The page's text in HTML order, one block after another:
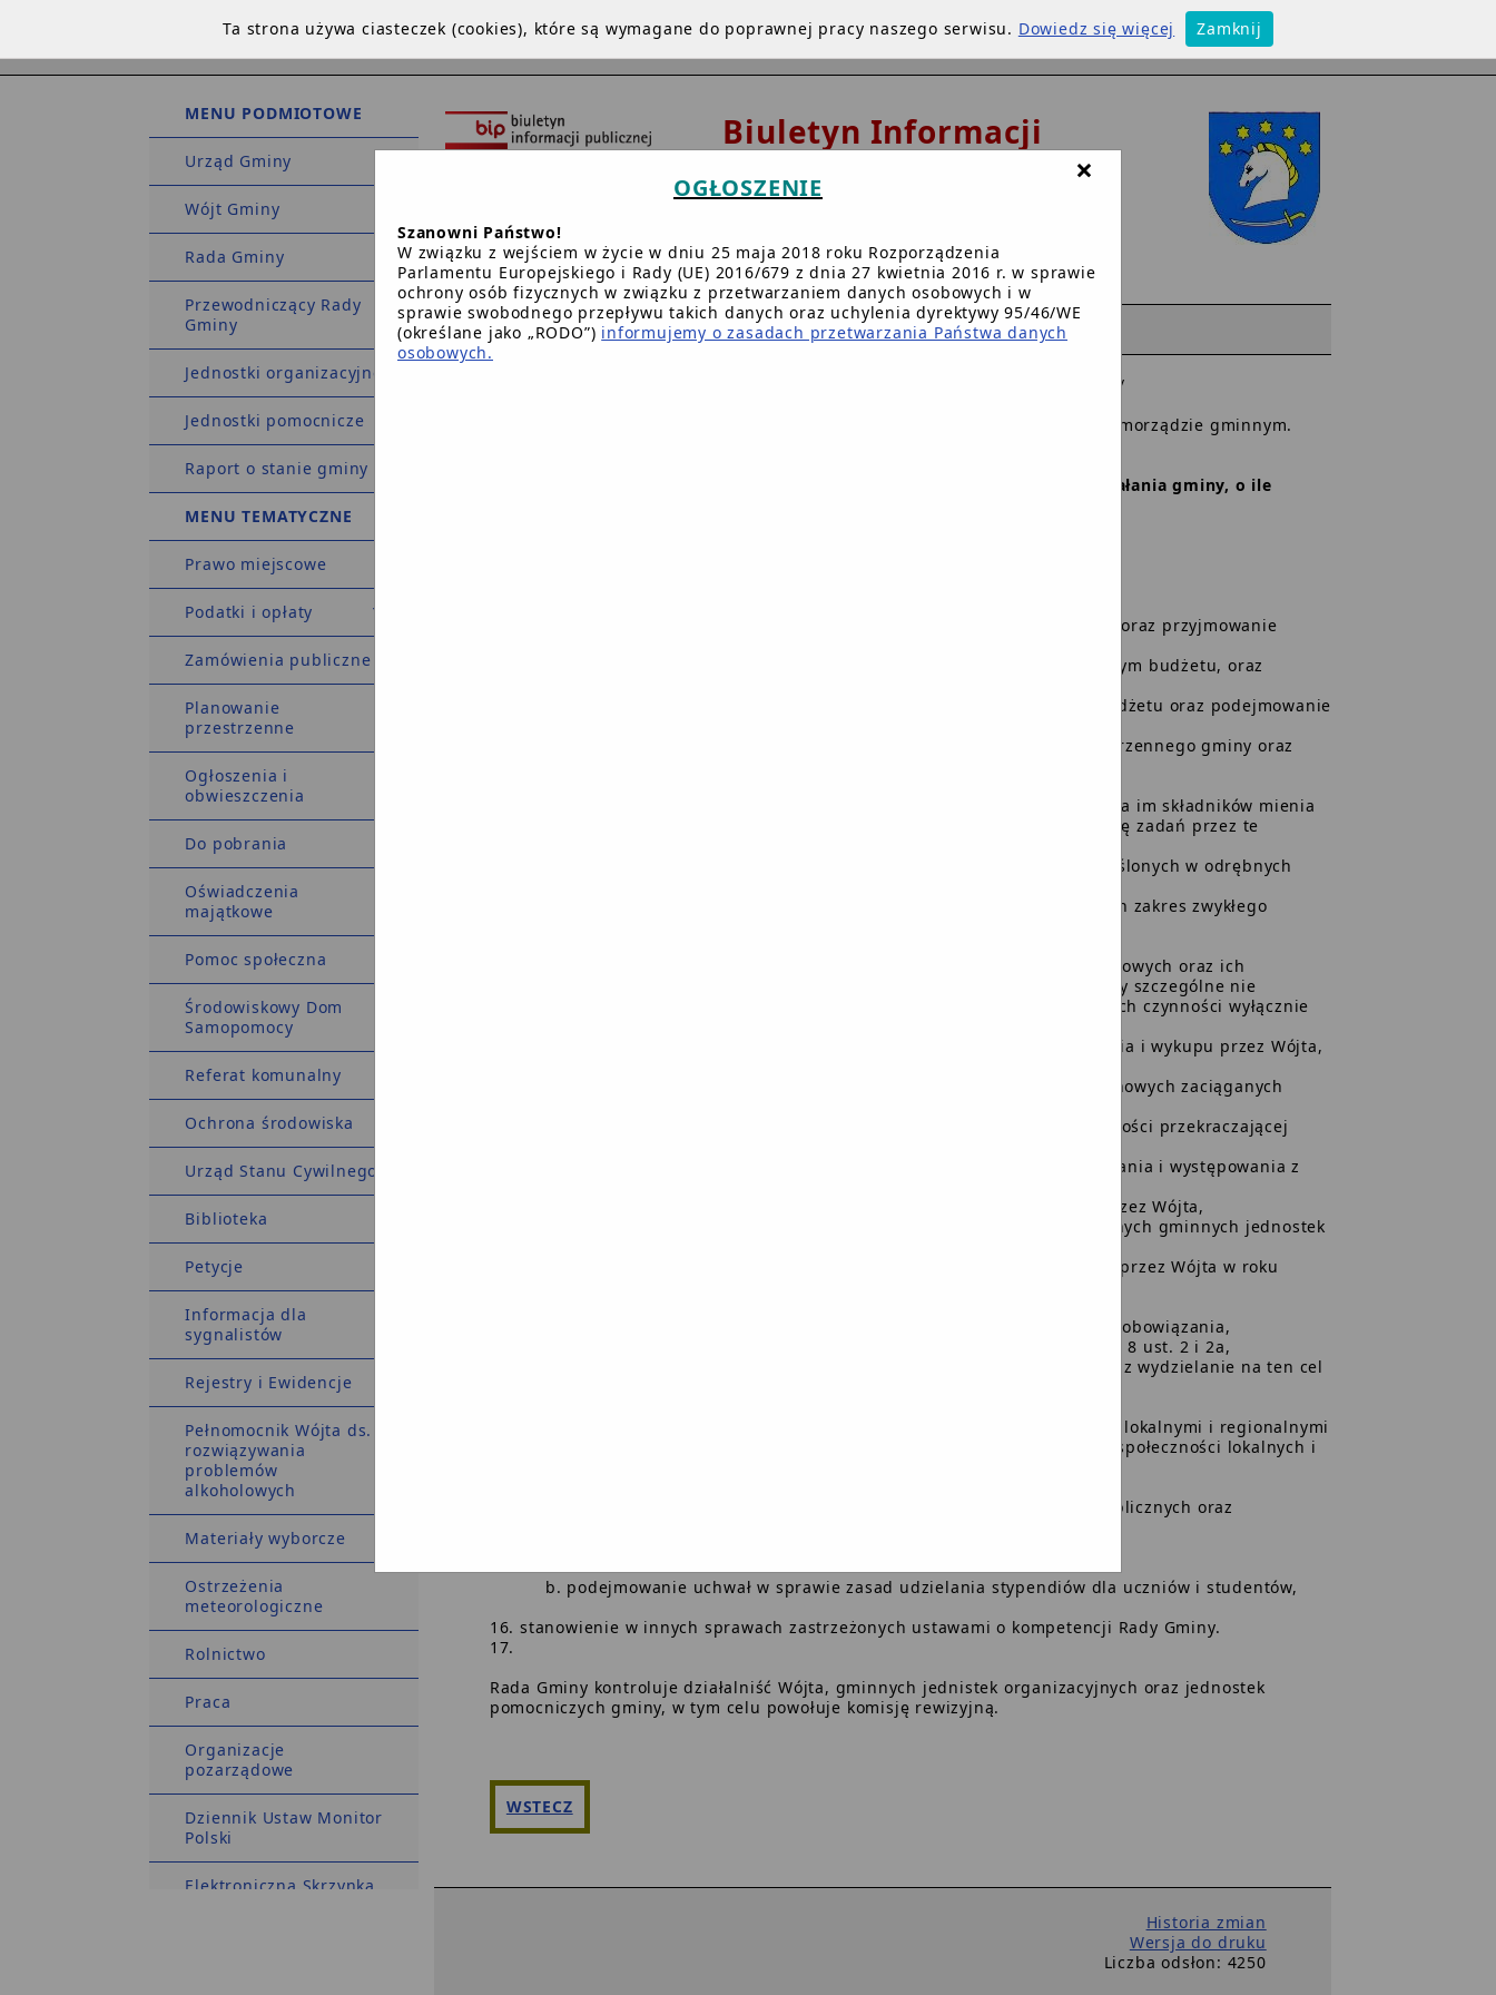
MENU PODMIOTOWE
Urząd Gminy
Wójt Gminy
Rada Gminy
Przewodniczący Rady
Gminy
Jednostki organizacyjne
Jednostki pomocnicze
Raport o stanie gminy
MENU TEMATYCZNE
Prawo miejscowe
Podatki i opłaty
Zamówienia publiczne
Planowanie
przestrzenne
Ogłoszenia i
obwieszczenia
Do pobrania
Oświadczenia
majątkowe
Pomoc społeczna
Środowiskowy Dom
Samopomocy
Referat komunalny
Ochrona środowiska
Urząd Stanu Cywilnego
Biblioteka
Petycje
Informacja dla
sygnalistów
Rejestry i Ewidencje
Pełnomocnik Wójta ds.
rozwiązywania
problemów
alkoholowych
Materiały wyborcze
Ostrzeżenia
meteorologiczne
Rolnictwo
Praca
Organizacje
pozarządowe
Dziennik Ustaw Monitor
Polski
Elektroniczna Skrzynka
Biuletyn Informacji
Publicznej
Urząd Gminy w
Dziemianach
STRONA GŁÓWNA INSTRUKCJA REDAKCJA BIP.GOV.PL WWW
/
Kompetencje Rady Gminy określa Dz.U.01.142.1591 z dnia 8 marca 1990 r.o samorządzie gminnym.
Do właściwości Rady Gminy należą wszystkie sprawy pozostające w zakresie działania gminy, o ile
ustalanie wynagrodzenia Wójta, stanowienie o kierunkach jego działania oraz przyjmowanie
powoływanie i odwoływanie skarbnika gminy, który jest głównym księgowym budżetu, oraz
uchwalanie budżetu gminy, rozpatrywanie sprawozdania z wykonania budżetu oraz podejmowanie
uchwalanie stadium uwarunkowań i kierunków zagospodarowania przestrzennego gminy oraz
ustalanie zakresu działania jednostek pomocniczych, zasad przekazywania im składników mienia
do korzystania oraz zasad przekazywania środków budżetowych na realizację zadań przez te
podejmowanie uchwał w sprawach podatkowych i opłat w granicach określonych w odrębnych
podejmowanie uchwał w sprawach majątkowych gminy, przekraczających zakres zwykłego
określania zasad nabycia, zbycia i obciążenia nieruchomości gruntowych oraz ich
wydzierżawiania lub najmu na okres dłuższy niż trzy lata, o ile ustawy szczególne nie
stanowią inaczej; do czasu określenia zasad Wójt może dokonywać tych czynności wyłącznie
emitowania obligacji oraz określania zasad ich zbywania, nabywania i wykupu przez Wójta,
ustalania maksymalnej wysokości pożyczek i kredytów krótkoterminowych zaciąganych
zobowiązań w zakresie podejmowania inwestycji i remontów o wartości przekraczającej
tworzenia i przystępowania do spółek i spółdzielni oraz rozwiazywania i występowania z
okreslania zasad wnoszenia, cofania i zbywania udziałów i akcji przez Wójta,
tworzenia, likwidacji i reorganizacji przedsiębiorstw, zakładów i innych gminnych jednostek
ustalanie maksymalnej wysokości pożyczek i poręczeń udzielanych przez Wójta w roku
określanie wysokości sumy, do której Wojt może samodzielnie zaciagać zobowiązania,
podejmowanie uchwał w sprawie przyjęcia zadań, o których mowa w art. 8 ust. 2 i 2a,
podejmowanie uchwał w sprawach współdziałania z innymi gminami oraz wydzielanie na ten cel
podejmowanie uchwał w sprawach współpracy ze społecznościami lokalnymi i regionalnymi
innych państw oraz przystępowania do międzynarodowych zrzeszeń społeczności lokalnych i
podejmowanie uchwał w sprawach: herbu gminy, nazw ulic i placów publicznych oraz
podejmowanie uchwał w sprawie zasad udzielania stypendiów dla uczniów i studentów,
stanowienie w innych sprawach zastrzeżonych ustawami o kompetencji Rady Gminy.
Rada Gminy kontroluje działalniść Wójta, gminnych jednistek organizacyjnych oraz jednostek
pomocniczych gminy, w tym celu powołuje komisję rewizyjną.
WSTECZ
Historia zmian
Wersja do druku
Liczba odsłon: 4250
Ta strona używa ciasteczek (cookies), które są wymagane do poprawnej pracy naszego serwisu. Dowiedz się więcej Zamknij
×
OGŁOSZENIE
Szanowni Państwo!
W związku z wejściem w życie w dniu 25 maja 2018 roku Rozporządzenia
Parlamentu Europejskiego i Rady (UE) 2016/679 z dnia 27 kwietnia 2016 r. w sprawie
ochrony osób fizycznych w związku z przetwarzaniem danych osobowych i w
sprawie swobodnego przepływu takich danych oraz uchylenia dyrektywy 95/46/WE
(określane jako „RODO”) informujemy o zasadach przetwarzania Państwa danych
osobowych.